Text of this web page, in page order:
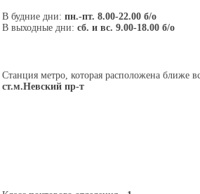
В будние дни: пн.-пт. 8.00-22.00 б/о
В выходные дни: сб. и вс. 9.00-18.00 б/о
Станция метро, которая расположена ближе
ст.м.Невский пр-т